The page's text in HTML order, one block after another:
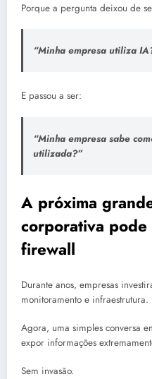
Porque a pergunta deixou de
“Minha empresa utiliza
E passou a ser:
“Minha empresa sabe
utilizada?”
A próxima
corporativa pode
firewall
Durante anos, empresas
monitoramento e infraestrutura.
Agora, uma simples conversa
expor informações
Sem invasão.